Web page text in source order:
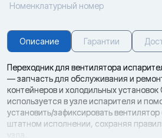
Номенклатурный номер
Описание Гарантии
Переходник для вентилятора
— запчасть для обслуживания и
контейнеров и холодильных
используется в узле испарителя и
установить/зафиксировать вентилятор
штатном исполнении, сохраняя